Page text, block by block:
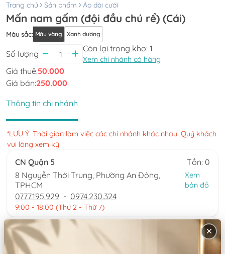
Trang chủ Sản phẩm Áo dài cưới
Mấn nam gấm (đội đầu chú rể) (Cái)
Màu sắc: Màu vàng Xanh dương
Số lượng
Còn lại trong kho: 1
Xem chi nhánh có hàng
Giá thuê:50.000
Giá bán:250.000
Thông tin chi nhánh
*LƯU Ý: Thời gian làm việc các chi nhánh khác nhau. Quý khách
vui lòng xem kỹ
CN Quận 5
Tồn: 0
8 Nguyễn Thời Trung, Phường An Đông,
TPHCM
Xem
bản đồ
0777.195.929 - 0974.230.324
9:00 - 18:00 (Thứ 2 - Thứ 7)
CN Bình Tân
Tồn: 1
759/3A Hương Lộ 2, Phường Bình Trị Đông,
bản đồ
×